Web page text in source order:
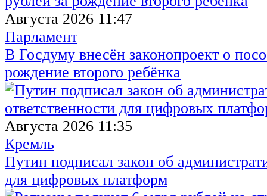
Августа 2026 11:47
Парламент
В Госдуму внесён законопроект о
рождение второго ребёнка
Августа 2026 11:35
Кремль
Путин подписал закон об
для цифровых платформ